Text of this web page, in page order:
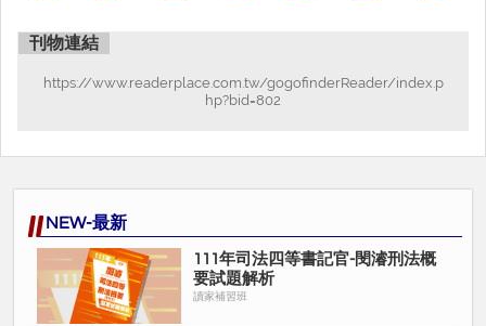
刊物連結
https://www.readerplace.com.tw/gogofinderReader/index.p
hp?bid=802
NEW-最新
111年司法四等書記官-閔濬刑法概
要試題解析
讀家補習班